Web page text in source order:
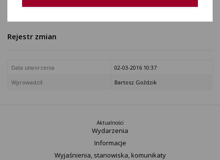
obw_wyniki_drużbice.pdf [Obwieszczenie Komisarza Wyborczego
Rejestr zmian
Data utworzenia
02-03-2016 10:37
Wprowadził:
Bartosz Goździk
Aktualności
Wydarzenia
Informacje
Wyjaśnienia, stanowiska, komunikaty